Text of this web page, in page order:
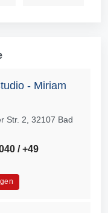
- Miriam
Str. 2, 32107 Bad
/ +49